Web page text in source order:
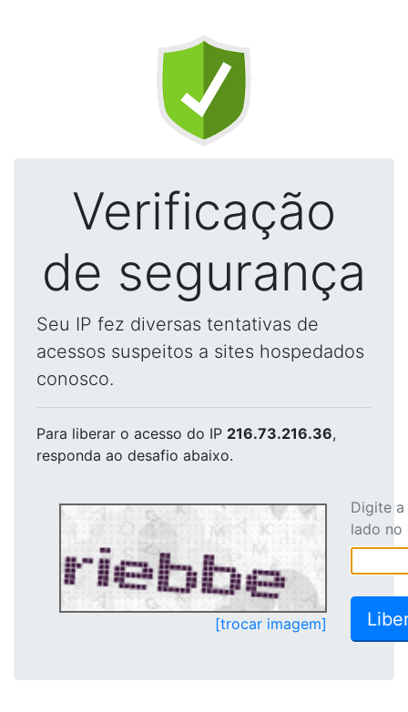
Verificação
de segurança
Seu IP fez diversas tentativas de
acessos suspeitos a sites hospedados
conosco.
Para liberar o acesso do IP 216.73.216.36,
responda ao desafio abaixo.
[trocar imagem]
Digite
lado no